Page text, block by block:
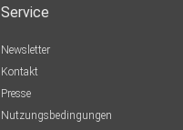
Service
Newsletter
Kontakt
Presse
Nutzungsbedingungen